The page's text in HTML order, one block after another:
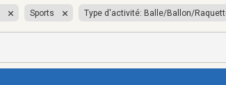
Sports Type d'activité: Balle/Ballon/